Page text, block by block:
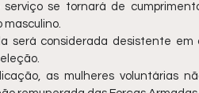
serviço se tornará de
masculino.
será considerada desistente
as mulheres voluntárias